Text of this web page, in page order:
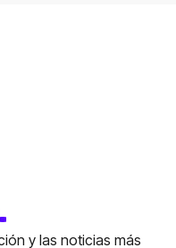
y las noticias más